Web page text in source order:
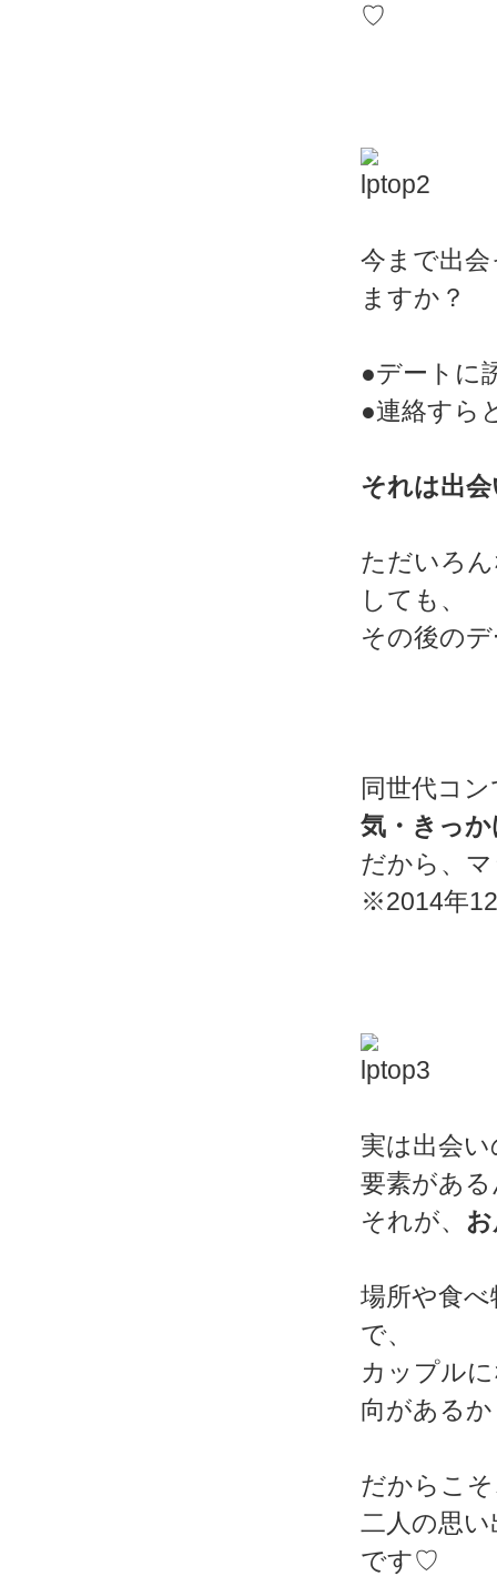
♡
今まで出
ますか？
●デートに
●連絡すら
それは出
ただいろ
しても、
その後の
同世代コ
気・きっ
だから、
※2014年
実は出会
要素があ
それが、
場所や食
で、
カップル
向がある
だからこ
二人の思
です♡